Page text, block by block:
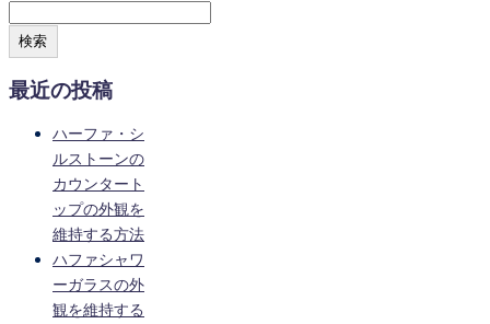
検索
最近の投稿
ハーファ・シ
ルストーンの
カウンタート
ップの外観を
維持する方法
ハファシャワ
ーガラスの外
観を維持する